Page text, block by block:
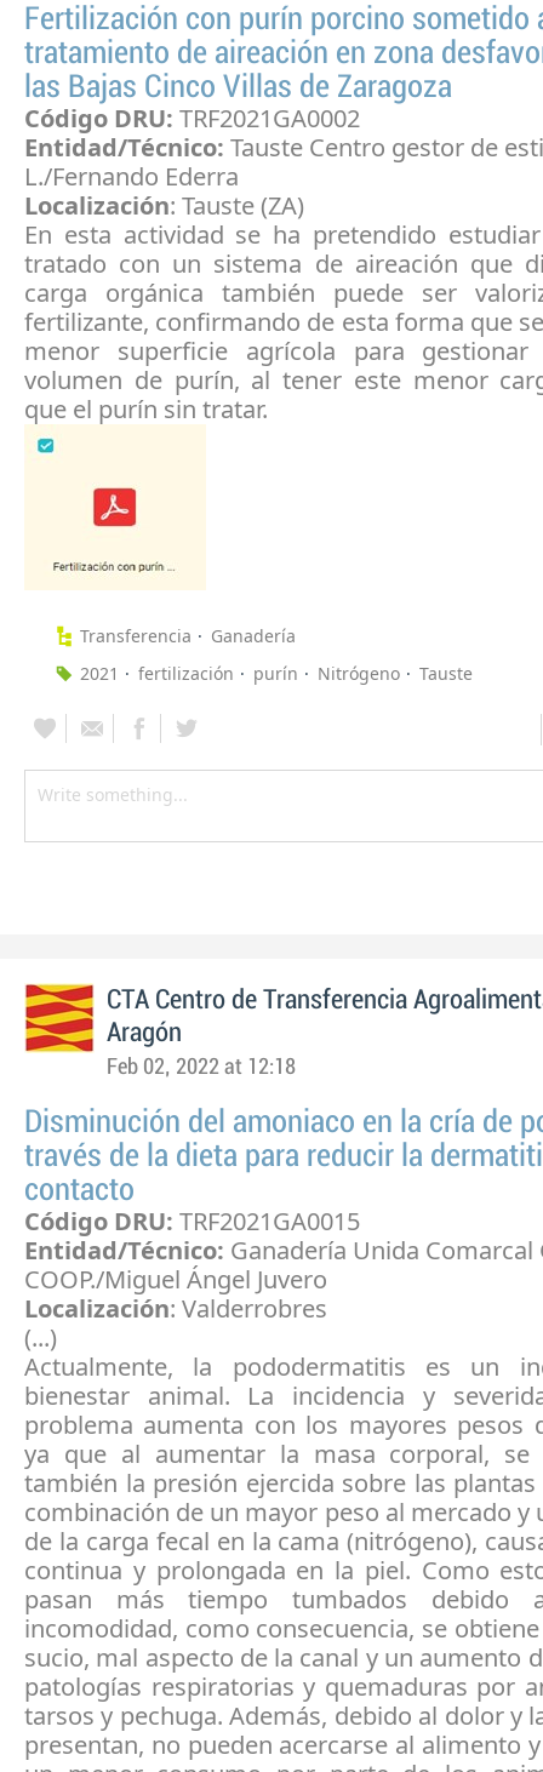
Fertilización con purín porcino sometido
tratamiento de aireación en zona
las Bajas Cinco Villas de Zaragoza
Código DRU: TRF2021GA0002
Entidad/Técnico: Tauste Centro gestor de
L./Fernando Ederra
Localización: Tauste (ZA)
En esta actividad se ha pretendido
tratado con un sistema de aireación que
carga orgánica también puede ser
fertilizante, confirmando de esta forma que
menor superficie agrícola para
volumen de purín, al tener este menor
que el purín sin tratar.
Transferencia
Ganadería
2021
fertilización purín Nitrógeno Tauste
CTA Centro de Transferencia
Aragón
Feb 02, 2022 at 12:18
Disminución del amoniaco en la cría de
través de la dieta para reducir la
contacto
Código DRU: TRF2021GA0015
Entidad/Técnico: Ganadería Unida Comarcal
COOP./Miguel Ángel Juvero
Localización: Valderrobres
(...)
Actualmente, la pododermatitis es un
bienestar animal. La incidencia y
problema aumenta con los mayores pesos
ya que al aumentar la masa corporal, se
también la presión ejercida sobre las plantas
combinación de un mayor peso al mercado y
de la carga fecal en la cama (nitrógeno),
continua y prolongada en la piel. Como
pasan más tiempo tumbados
incomodidad, como consecuencia, se
sucio, mal aspecto de la canal y un aumento
patologías respiratorias y quemaduras por
tarsos y pechuga. Además, debido al dolor y
presentan, no pueden acercarse al alimento